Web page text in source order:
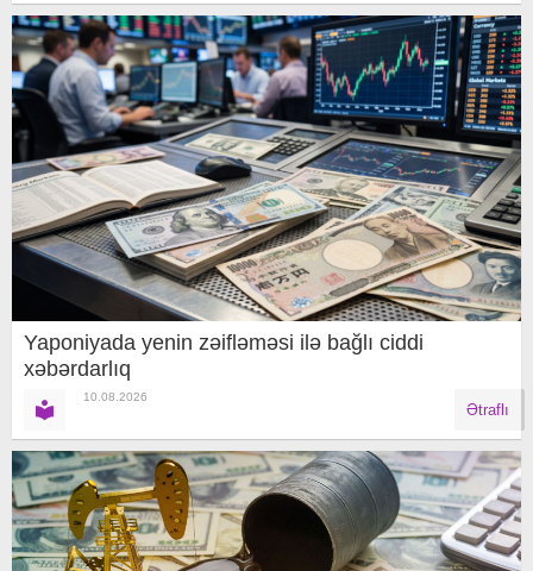
Yaponiyada yenin zəifləməsi ilə bağlı ciddi
xəbərdarlıq
10.08.2026
Ətraflı